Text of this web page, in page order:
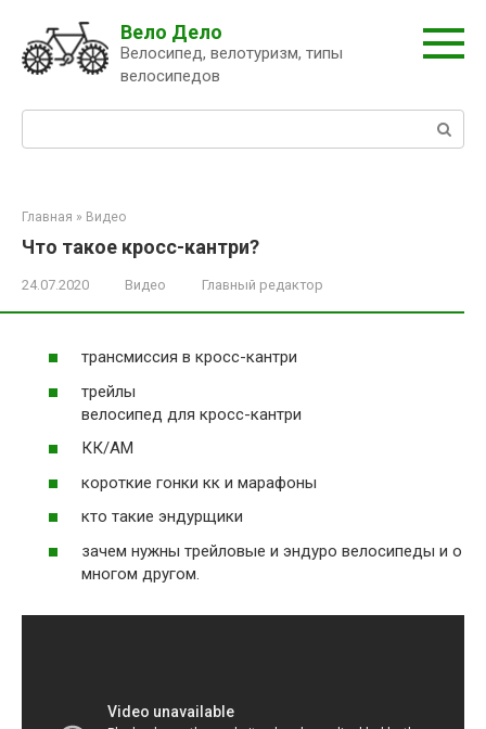
контенту
Вело Дело
Велосипед, велотуризм, типы
велосипедов
Главная » Видео
Что такое кросс-кантри?
24.07.2020 Видео Главный редактор
трансмиссия в кросс-кантри
трейлы
велосипед для кросс-кантри
КК/АМ
короткие гонки кк и марафоны
кто такие эндурщики
зачем нужны трейловые и эндуро велосипеды и о
многом другом.